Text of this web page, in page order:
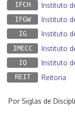
IFCH Instituto
IFGW Instituto
IG Instituto
IMECC Instituto de
IQ Instituto
REIT Reitoria
Por Siglas de